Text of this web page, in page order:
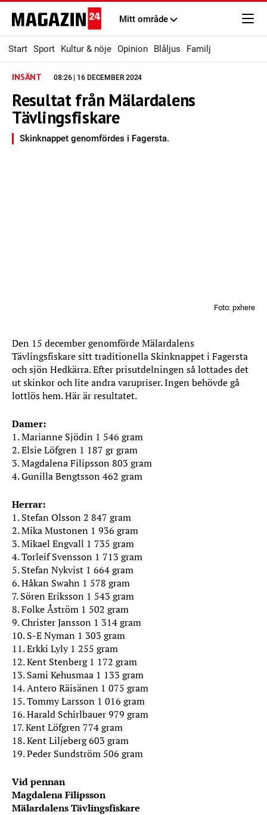
Mitt område
Start Sport Kultur & nöje Opinion Blåljus Familj
INSÄNT 08:26 | 16 DECEMBER 2024
Resultat från Mälardalens
Tävlingsfiskare
Skinknappet genomfördes i Fagersta.
Foto: pxhere
Den 15 december genomförde Mälardalens
Tävlingsfiskare sitt traditionella Skinknappet i Fagersta
och sjön Hedkärra. Efter prisutdelningen så lottades det
ut skinkor och lite andra varupriser. Ingen behövde gå
lottlös hem. Här är resultatet.
Damer:
1. Marianne Sjödin 1 546 gram
2. Elsie Löfgren 1 187 gr gram
3. Magdalena Filipsson 803 gram
4. Gunilla Bengtsson 462 gram
Herrar:
1. Stefan Olsson 2 847 gram
2. Mika Mustonen 1 936 gram
3. Mikael Engvall 1 735 gram
4. Torleif Svensson 1 713 gram
5. Stefan Nykvist 1 664 gram
6. Håkan Swahn 1 578 gram
7. Sören Eriksson 1 543 gram
8. Folke Åström 1 502 gram
9. Christer Jansson 1 314 gram
10. S-E Nyman 1 303 gram
11. Erkki Lyly 1 255 gram
12. Kent Stenberg 1 172 gram
13. Sami Kehusmaa 1 133 gram
14. Antero Räisänen 1 075 gram
15. Tommy Larsson 1 016 gram
16. Harald Schirlbauer 979 gram
17. Kent Löfgren 774 gram
18. Kent Liljeberg 603 gram
19. Peder Sundström 506 gram
Vid pennan
Magdalena Filipsson
Mälardalens Tävlingsfiskare